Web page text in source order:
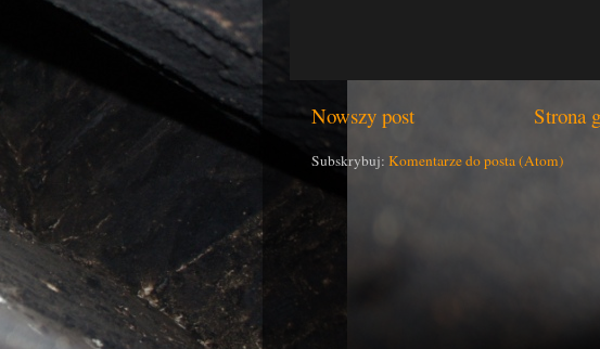
Nowszy post Strona
Subskrybuj: Komentarze do posta (Atom)